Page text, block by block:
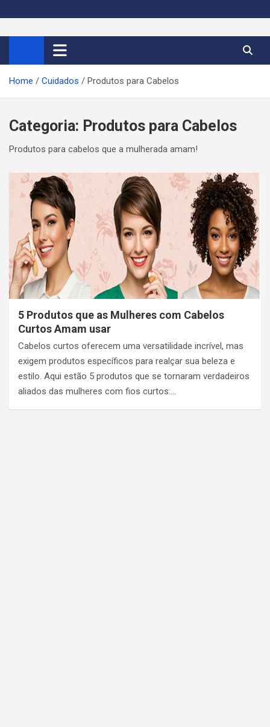
i
t
c
Cortes de Cabelo Curto
Feminino 2026
Moda e tendências dos cabelos curtos femininos 2026
Home Cuidados Produtos para Cabelos
Categoria: Produtos para Cabelos
Produtos para cabelos que a mulherada amam!
5 Produtos que as Mulheres com Cabelos
Curtos Amam usar
Cabelos curtos oferecem uma versatilidade incrível, mas
exigem produtos específicos para realçar sua beleza e
estilo. Aqui estão 5 produtos que se tornaram verdadeiros
aliados das mulheres com fios curtos:…